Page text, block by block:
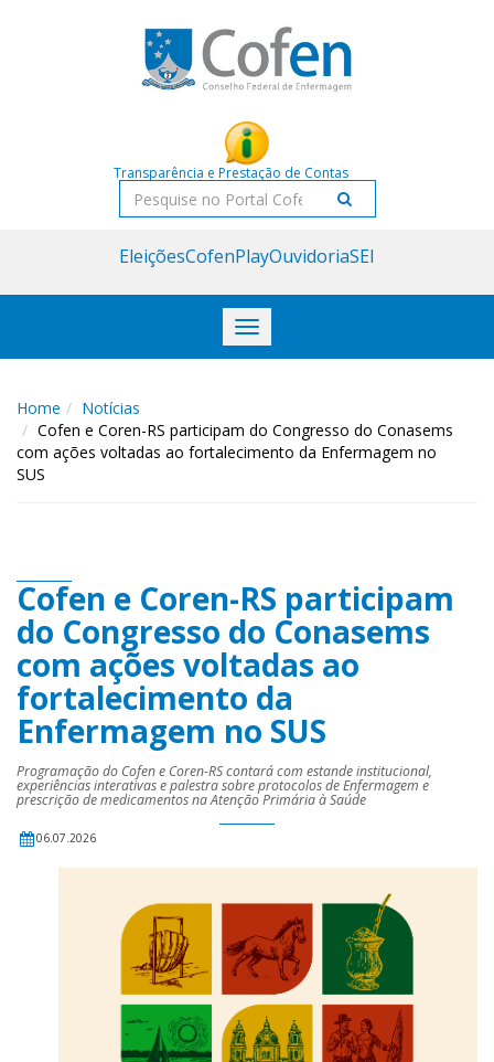
Transparência e Prestação de Contas
Pesquisar
EleiçõesCofenPlayOuvidoriaSEI
Toggle
navigation
Home
Notícias
Cofen e Coren-RS participam do Congresso do Conasems
com ações voltadas ao fortalecimento da Enfermagem no
SUS
Cofen e Coren-RS participam
do Congresso do Conasems
com ações voltadas ao
fortalecimento da
Enfermagem no SUS
Programação do Cofen e Coren-RS contará com estande institucional,
experiências interativas e palestra sobre protocolos de Enfermagem e
prescrição de medicamentos na Atenção Primária à Saúde
06.07.2026